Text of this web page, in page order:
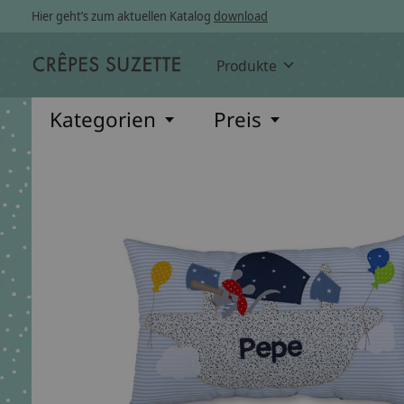
Hier geht’s zum aktuellen Katalog download
Produkte
Kategorien Preis